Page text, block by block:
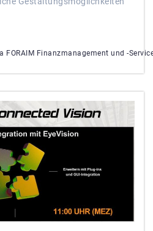
FORAIM Finanzmanagement und -